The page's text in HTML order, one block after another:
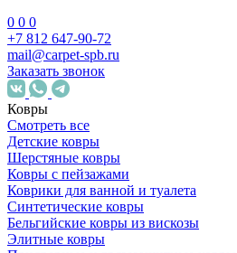
0 0 0
+7 812 647-90-72
mail@carpet-spb.ru
Заказать звонок
Ковры
Смотреть все
Детские ковры
Шерстяные ковры
Ковры с пейзажами
Коврики для ванной и туалета
Синтетические ковры
Бельгийские ковры из вискозы
Элитные ковры